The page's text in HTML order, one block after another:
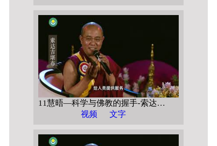
11慧晤—科学与佛教的握手-索达吉堪布对话潘宗光教授-->>科学的佛教的握手 访谈5 人工智能的不能
视频
文字